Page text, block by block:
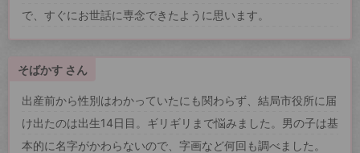
で、すぐにお世話に専念できたように思います。
そばかす さん
出産前から性別はわかっていたにも関わらず、結局市役所に届
け出たのは出生14日目。ギリギリまで悩みました。男の子は基
本的に名字がかわらないので、字画など何回も調べました。